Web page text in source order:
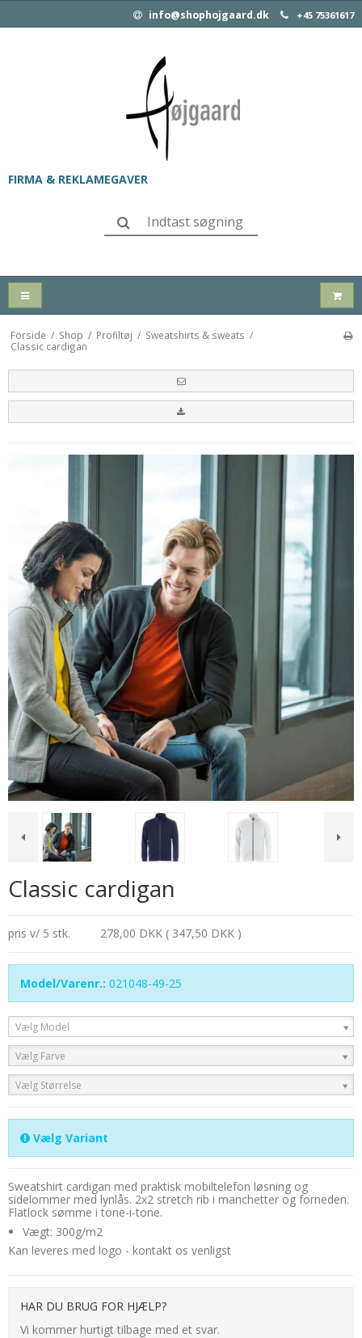
info@shophojgaard.dk +45 75361617
FIRMA & REKLAMEGAVER
Forside / Shop / Profiltøj / Sweatshirts & sweats /
Classic cardigan
Classic cardigan
pris v/ 5 stk. 278,00 DKK ( 347,50 DKK )
Model/Varenr.: 021048-49-25
Vælg Model
Vælg Farve
Vælg Størrelse
Vælg Variant
Sweatshirt cardigan med praktisk mobiltelefon løsning og
sidelommer med lynlås. 2x2 stretch rib i manchetter og forneden.
Flatlock sømme i tone-i-tone.
Vægt: 300g/m2
Kan leveres med logo - kontakt os venligst
HAR DU BRUG FOR HJÆLP?
Vi kommer hurtigt tilbage med et svar.